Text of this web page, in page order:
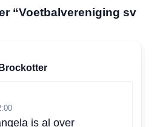
“Voetbalvereniging sv
is al over